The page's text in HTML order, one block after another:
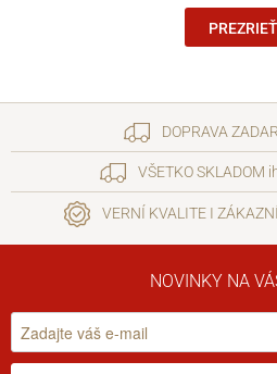
PREZRIEŤ
DOPRAVA
VŠETKO SKLADOM
VERNÍ KVALITE I
NOVINKY NA